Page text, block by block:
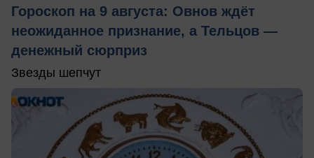
Гороскоп на 9 августа: Овнов ждёт
неожиданное признание, а Тельцов —
денежный сюрприз
Звезды шепчут